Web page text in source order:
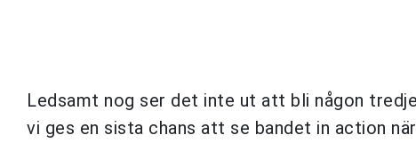
Ledsamt nog ser det inte ut att bli någon
vi ges en sista chans att se bandet in action